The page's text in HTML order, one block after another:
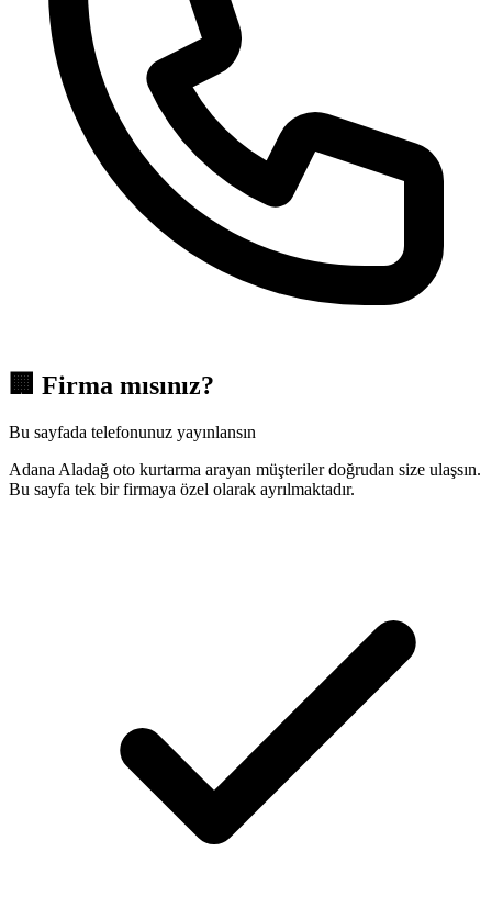
🏢 Firma mısınız?
Bu sayfada telefonunuz yayınlansın
Adana Aladağ oto kurtarma arayan müşteriler doğrudan size ulaşsın.
Bu sayfa tek bir firmaya özel olarak ayrılmaktadır.